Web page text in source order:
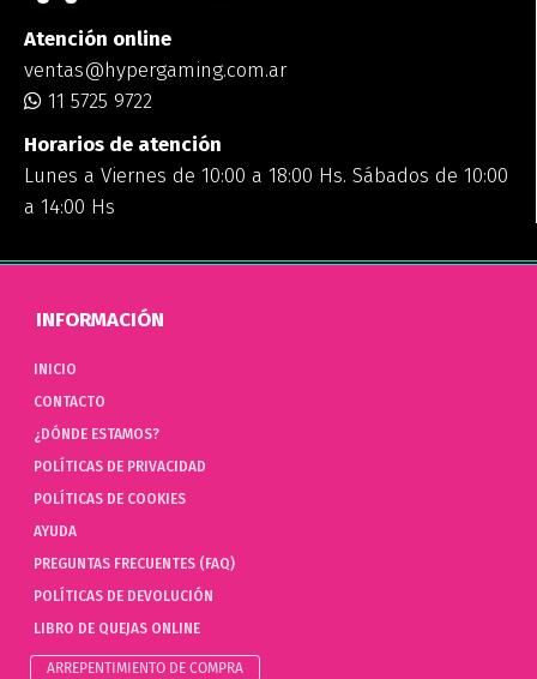
Atención online
ventas@hypergaming.com.ar
11 5725 9722
Horarios de atención
Lunes a Viernes de 10:00 a 18:00 Hs. Sábados de 10:00
a 14:00 Hs
INFORMACIÓN
INICIO
CONTACTO
¿DÓNDE ESTAMOS?
POLÍTICAS DE PRIVACIDAD
POLÍTICAS DE COOKIES
AYUDA
PREGUNTAS FRECUENTES (FAQ)
POLÍTICAS DE DEVOLUCIÓN
LIBRO DE QUEJAS ONLINE
ARREPENTIMIENTO DE COMPRA